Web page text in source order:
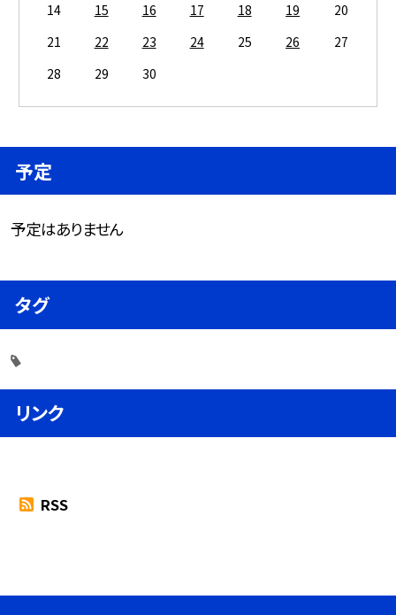
14
15 16 17 18 19
20
21
22 23 24 25 26
27
28
29 30
予定
予定はありません
タグ
リンク
RSS